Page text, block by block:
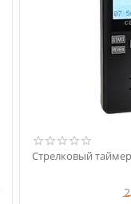
Стрелковый таймер